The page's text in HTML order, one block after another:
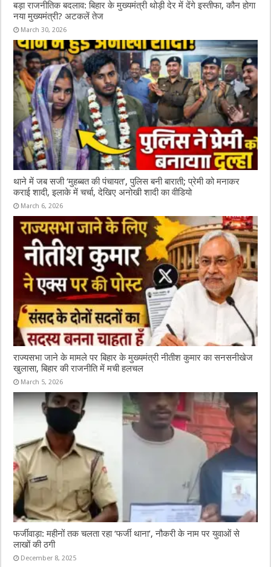
बड़ा राजनीतिक बदलाव: बिहार के मुख्यमंत्री थोड़ी देर में देंगे इस्तीफा, कौन होगा
नया मुख्यमंत्री? अटकलें तेज
March 30, 2026
थाने में जब सजी ‘मुहब्बत की पंचायत’, पुलिस बनी बाराती; प्रेमी को मनाकर
कराई शादी, इलाके में चर्चा, देखिए अनोखी शादी का वीडियो
March 6, 2026
राज्यसभा जाने के मामले पर बिहार के मुख्यमंत्री नीतीश कुमार का सनसनीखेज
खुलासा, बिहार की राजनीति में मची हलचल
March 5, 2026
फर्जीवाड़ा: महीनों तक चलता रहा ‘फर्जी थाना’, नौकरी के नाम पर युवाओं से
लाखों की ठगी
December 8, 2025